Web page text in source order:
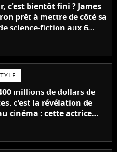
c'est bientôt fini ? James
prêt à mettre de côté sa
science-fiction aux 6
de recettes
millions de dollars de
c'est la révélation de
cinéma : cette actrice
prête à remplacer